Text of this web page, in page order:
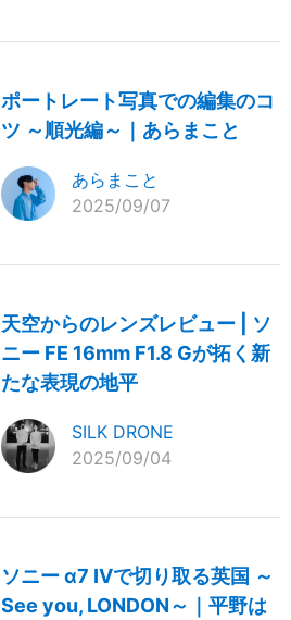
ポートレート写真での編集のコ
ツ ～順光編～｜あらまこと
あらまこと
2025/09/07
天空からのレンズレビュー | ソ
ニー FE 16mm F1.8 Gが拓く新
たな表現の地平
SILK DRONE
2025/09/04
ソニー α7 IVで切り取る英国 ～
See you, LONDON～｜平野は